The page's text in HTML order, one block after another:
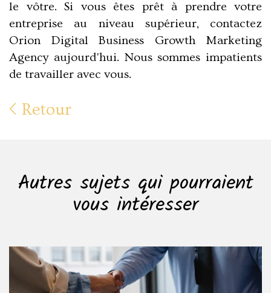
le vôtre. Si vous êtes prêt à prendre votre
entreprise au niveau supérieur, contactez
Orion Digital Business Growth Marketing
Agency aujourd'hui. Nous sommes impatients
de travailler avec vous.
Retour
Autres sujets qui pourraient
vous intéresser